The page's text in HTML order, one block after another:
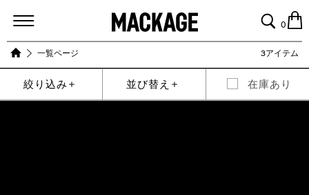
MACKAGE
0
一覧ページ 3アイテム
絞り込み 並び替え 在庫あり